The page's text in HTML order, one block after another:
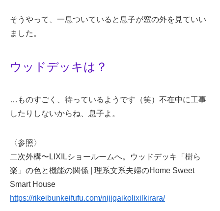
そうやって、一息ついていると息子が窓の外を見ていい
ました。
ウッドデッキは？
…ものすごく、待っているようです（笑）不在中に工事
したりしないからね、息子よ。
〈参照〉
二次外構〜LIXILショールームへ。ウッドデッキ「樹ら
楽」の色と機能の関係 | 理系文系夫婦のHome Sweet
Smart House
https://rikeibunkeifufu.com/nijigaikolixilkirara/